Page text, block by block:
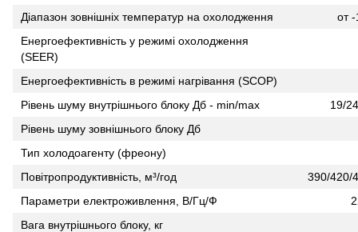
Діапазон зовнішніх температур на охолодження
от
Енергоефективність у режимі охолодження
(SEER)
Енергоефективність в режимі нагрівання (SCOP)
Рівень шуму внутрішнього блоку Дб - min/max
19/
Рівень шуму зовнішнього блоку Дб
Тип холодоагенту (фреону)
Повітропродуктивність, м³/год
390/420/
Параметри електроживлення, В/Гц/Ф
Вага внутрішнього блоку, кг